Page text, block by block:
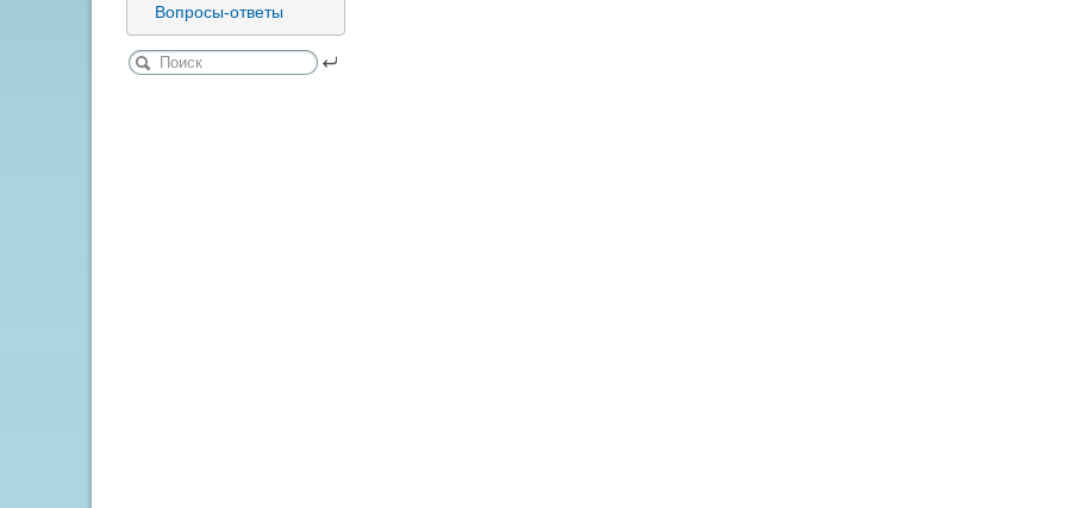
Вопросы-ответы